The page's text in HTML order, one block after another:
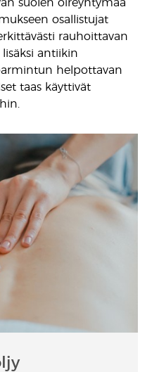
suolen oireyhtymää
osallistujat
rauhoittavan
antiikin
helpottavan
taas käyttivät